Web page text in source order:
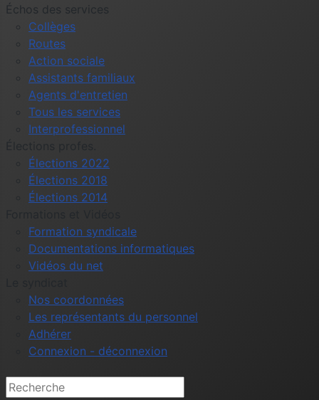
Échos des services
Collèges
Routes
Action sociale
Assistants familiaux
Agents d'entretien
Tous les services
Interprofessionnel
Élections profes.
Élections 2022
Élections 2018
Élections 2014
Formation syndicale
Documentations informatiques
Vidéos du net
Nos coordonnées
Les représentants du personnel
Adhérer
Connexion - déconnexion
Rechercher